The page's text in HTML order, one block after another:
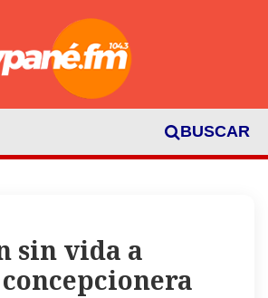
BUSCAR
sin vida a